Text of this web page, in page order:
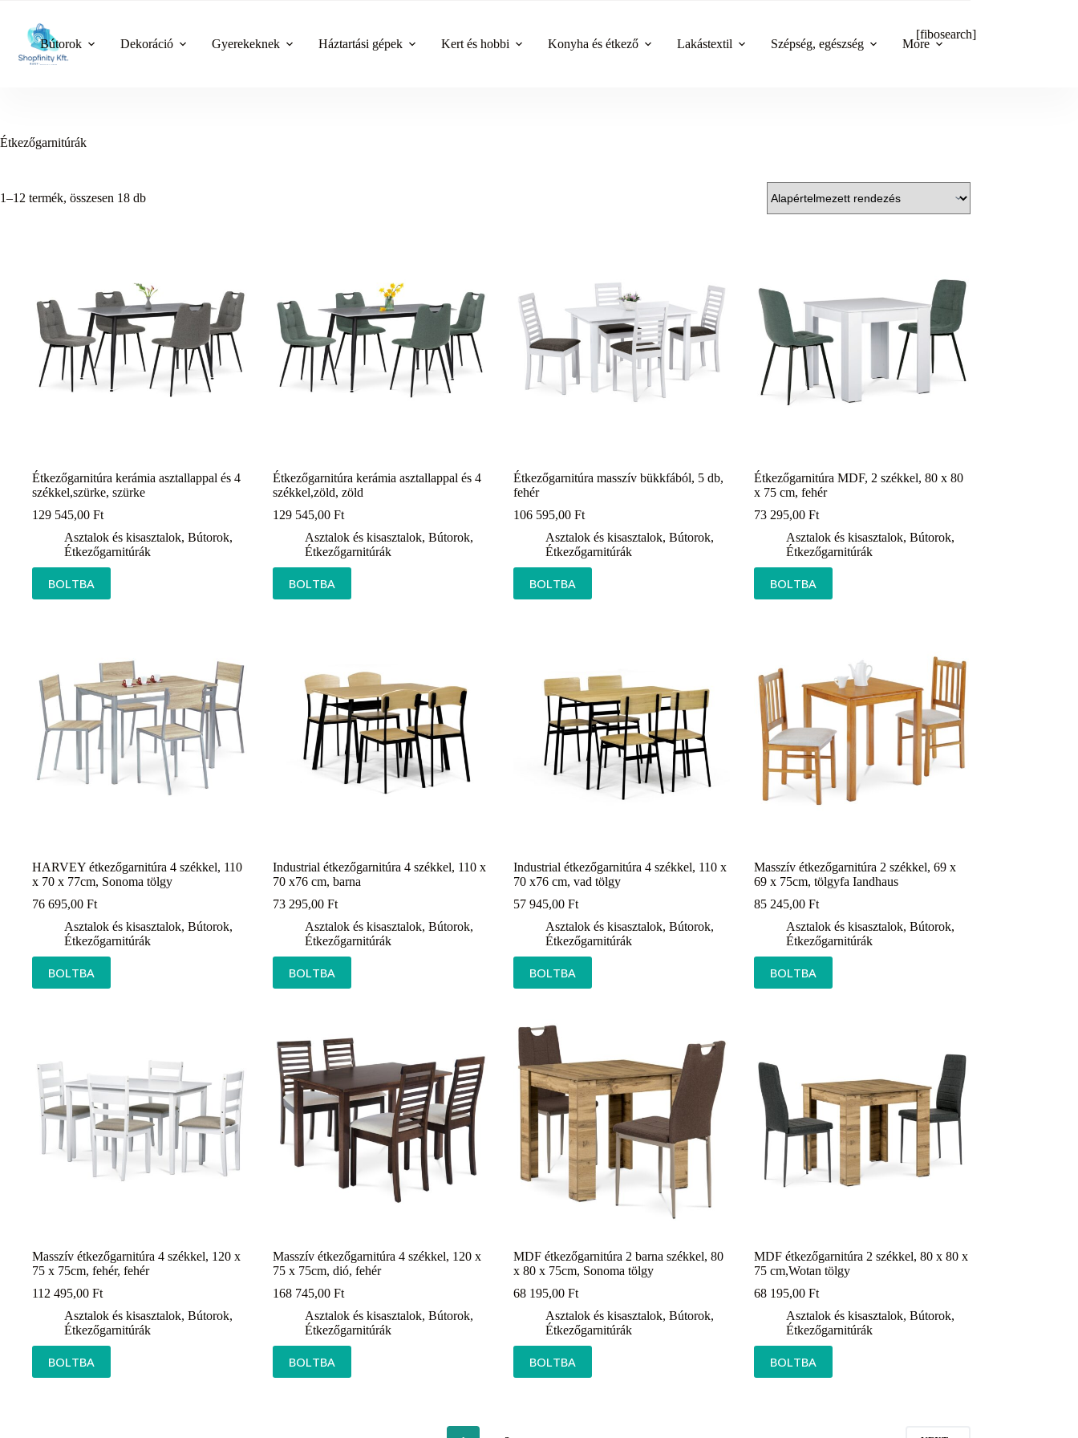
content
Bútorok Dekoráció Gyerekeknek Háztartási gépek Kert és hobbi Konyha és étkező Lakástextil Szépség, egészség More
[fibosearch]
Étkezőgarnitúrák
1–12 termék, összesen 18 db
Étkezőgarnitúra kerámia asztallappal és 4
székkel,szürke, szürke
129 545,00 Ft
Asztalok és kisasztalok, Bútorok,
Étkezőgarnitúrák
BOLTBA
Étkezőgarnitúra kerámia asztallappal és 4
székkel,zöld, zöld
129 545,00 Ft
Asztalok és kisasztalok, Bútorok,
Étkezőgarnitúrák
BOLTBA
Étkezőgarnitúra masszív bükkfából, 5 db,
fehér
106 595,00 Ft
Asztalok és kisasztalok, Bútorok,
Étkezőgarnitúrák
BOLTBA
Étkezőgarnitúra MDF, 2 székkel, 80 x 80
x 75 cm, fehér
73 295,00 Ft
Asztalok és kisasztalok, Bútorok,
Étkezőgarnitúrák
BOLTBA
HARVEY étkezőgarnitúra 4 székkel, 110
x 70 x 77cm, Sonoma tölgy
76 695,00 Ft
Asztalok és kisasztalok, Bútorok,
Étkezőgarnitúrák
BOLTBA
Industrial étkezőgarnitúra 4 székkel, 110 x
70 x76 cm, barna
73 295,00 Ft
Asztalok és kisasztalok, Bútorok,
Étkezőgarnitúrák
BOLTBA
Industrial étkezőgarnitúra 4 székkel, 110 x
70 x76 cm, vad tölgy
57 945,00 Ft
Asztalok és kisasztalok, Bútorok,
Étkezőgarnitúrák
BOLTBA
Masszív étkezőgarnitúra 2 székkel, 69 x
69 x 75cm, tölgyfa Iandhaus
85 245,00 Ft
Asztalok és kisasztalok, Bútorok,
Étkezőgarnitúrák
BOLTBA
Masszív étkezőgarnitúra 4 székkel, 120 x
75 x 75cm, fehér, fehér
112 495,00 Ft
Asztalok és kisasztalok, Bútorok,
Étkezőgarnitúrák
BOLTBA
Masszív étkezőgarnitúra 4 székkel, 120 x
75 x 75cm, dió, fehér
168 745,00 Ft
Asztalok és kisasztalok, Bútorok,
Étkezőgarnitúrák
BOLTBA
MDF étkezőgarnitúra 2 barna székkel, 80
x 80 x 75cm, Sonoma tölgy
68 195,00 Ft
Asztalok és kisasztalok, Bútorok,
Étkezőgarnitúrák
BOLTBA
MDF étkezőgarnitúra 2 székkel, 80 x 80 x
75 cm,Wotan tölgy
68 195,00 Ft
Asztalok és kisasztalok, Bútorok,
Étkezőgarnitúrák
BOLTBA